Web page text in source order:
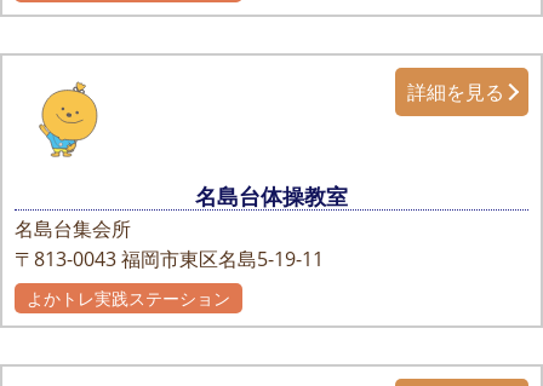
名島台体操教室
名島台集会所
〒813-0043福岡市東区名島5-19-11
詳細を見る
よかトレ実践ステーション